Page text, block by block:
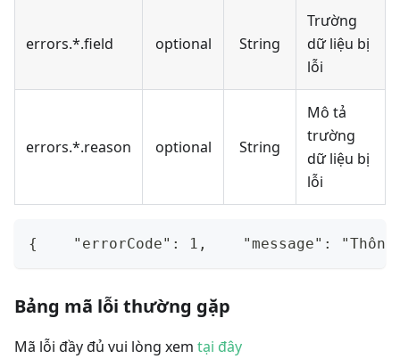
errors.*.field optional String
Trường
dữ liệu bị
lỗi
errors.*.reason optional String
Mô tả
trường
dữ liệu bị
lỗi
{    "errorCode": 1,    "message":
Bảng mã lỗi thường gặp
Mã lỗi đầy đủ vui lòng xem tại đây